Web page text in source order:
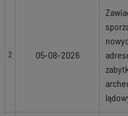
2 05-08-2026